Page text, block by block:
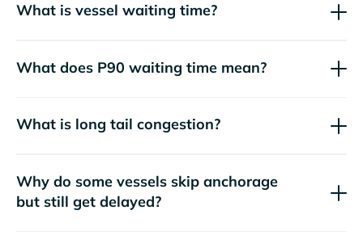
What is vessel waiting time?
What does P90 waiting time mean?
What is long tail congestion?
Why do some vessels skip anchorage
but still get delayed?